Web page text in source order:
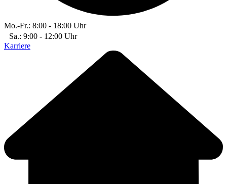
Mo.-Fr.: 8:00 - 18:00 Uhr
Sa.: 9:00 - 12:00 Uhr
Karriere